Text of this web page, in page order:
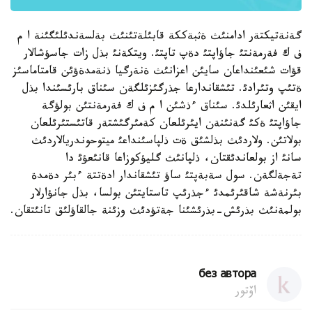
گةنةتيكتةر ادامنئث ةثبةككة قابئلةتئنئث بةلسةندئلئگئنة ا م
ف ك فةرمةنتئ جاؤاپتئ دةپ تاپتئ. ويتكةنئ بذل زات جاسؤشالار
قؤات شئعئنداعان سايئن اعزانئث ةنةرگيا ذنةمدةؤئن قامتاماسئز
ةتئپ وتئرادئ. تئشقاندارعا جذرگئزئلگةن سئناق بارئسئندا بذل
ايقئن اثعارئلدئ. سئناق ءذشئن ا م ف ك فةرمةنتئن بولؤگة
جاؤاپتئ ةكئ گةنئنةن ايئرئلعان كةمئرگئشتةر قاتئستئرئلعان
بولاتئن. ولاردئث بذلشئق ةت ذلپاسئنداعئ ميتوحوندريالاردئث
سانئ از بولعاندئقتان، ذلپانئث گليؤكوزاعا قانئعؤئ دا
تةجةلگةن. سول سةبةپتئ ساؤ تئشقاندار ادةتتة ءبئر دةمدة
بئرنةشة شاقئرئمدئ ءجذرئپ تاستايتئن بولسا، بذل جانؤارلار
بولمةنئث بذرئش-بذرئشئنا جةتؤدئث وزئنة جالقاؤلئق تانئتقان.
без автора
اۆتور